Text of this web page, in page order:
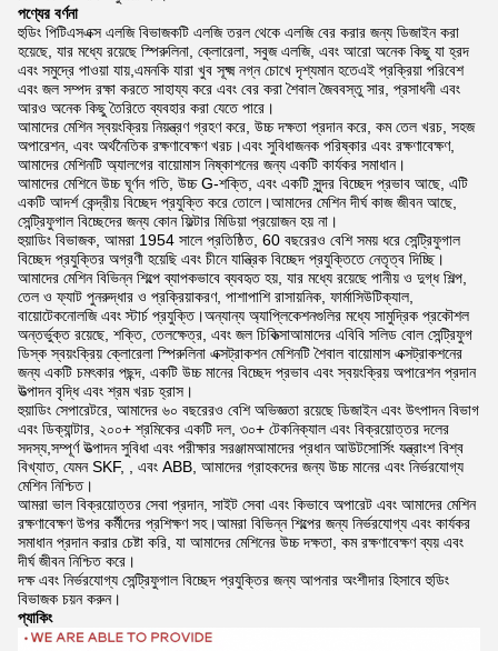
পণ্যের বর্ণনা
হুডিং পিটিএসএক্স এলজি বিভাজকটি এলজি তরল থেকে এলজি বের করার জন্য ডিজাইন করা
হয়েছে, যার মধ্যে রয়েছে স্পিরুলিনা, ক্লোরেলা, সবুজ এলজি, এবং আরো অনেক কিছু যা হ্রদ
এবং সমুদ্রে পাওয়া যায়,এমনকি যারা খুব সূক্ষ্ম নগ্ন চোখে দৃশ্যমান হতেএই প্রক্রিয়া পরিবেশ
এবং জল সম্পদ রক্ষা করতে সাহায্য করে এবং বের করা শৈবাল জৈববস্তু সার, প্রসাধনী এবং
আরও অনেক কিছু তৈরিতে ব্যবহার করা যেতে পারে।
আমাদের মেশিন স্বয়ংক্রিয় নিয়ন্ত্রণ গ্রহণ করে, উচ্চ দক্ষতা প্রদান করে, কম তেল খরচ, সহজ
অপারেশন, এবং অর্থনৈতিক রক্ষণাবেক্ষণ খরচ।এবং সুবিধাজনক পরিষ্কার এবং রক্ষণাবেক্ষণ,
আমাদের মেশিনটি অ্যালগের বায়োমাস নিষ্কাশনের জন্য একটি কার্যকর সমাধান।
আমাদের মেশিনে উচ্চ ঘূর্ণন গতি, উচ্চ G-শক্তি, এবং একটি সুন্দর বিচ্ছেদ প্রভাব আছে, এটি
একটি আদর্শ কেন্দ্রীয় বিচ্ছেদ প্রযুক্তি করে তোলে।আমাদের মেশিন দীর্ঘ কাজ জীবন আছে,
সেন্ট্রিফুগাল বিচ্ছেদের জন্য কোন ফিল্টার মিডিয়া প্রয়োজন হয় না।
হুয়াডিং বিভাজক, আমরা 1954 সালে প্রতিষ্ঠিত, 60 বছরেরও বেশি সময় ধরে সেন্ট্রিফুগাল
বিচ্ছেদ প্রযুক্তির অগ্রণী হয়েছি এবং চীনে যান্ত্রিক বিচ্ছেদ প্রযুক্তিতে নেতৃত্ব দিচ্ছি।
আমাদের মেশিন বিভিন্ন শিল্পে ব্যাপকভাবে ব্যবহৃত হয়, যার মধ্যে রয়েছে পানীয় ও দুগ্ধ শিল্প,
তেল ও ফ্যাট পুনরুদ্ধার ও প্রক্রিয়াকরণ, পাশাপাশি রাসায়নিক, ফার্মাসিউটিক্যাল,
বায়োটেকনোলজি এবং স্টার্চ প্রযুক্তি।অন্যান্য অ্যাপ্লিকেশনগুলির মধ্যে সামুদ্রিক প্রকৌশল
অন্তর্ভুক্ত রয়েছে, শক্তি, তেলক্ষেত্র, এবং জল চিকিত্সাআমাদের এবিবি সলিড বোল সেন্ট্রিফুগ
ডিস্ক স্বয়ংক্রিয় ক্লোরেলা স্পিরুলিনা এক্সট্রাকশন মেশিনটি শৈবাল বায়োমাস এক্সট্রাকশনের
জন্য একটি চমৎকার পছন্দ, একটি উচ্চ মানের বিচ্ছেদ প্রভাব এবং স্বয়ংক্রিয় অপারেশন প্রদান
উত্পাদন বৃদ্ধি এবং শ্রম খরচ হ্রাস।
হুয়াডিং সেপারেটরে, আমাদের ৬০ বছরেরও বেশি অভিজ্ঞতা রয়েছে ডিজাইন এবং উৎপাদন বিভাগ
এবং ডিক্যান্টার, ২০০+ শ্রমিকের একটি দল, ৩০+ টেকনিক্যাল এবং বিক্রয়োত্তর দলের
সদস্য,সম্পূর্ণ উত্পাদন সুবিধা এবং পরীক্ষার সরঞ্জামআমাদের প্রধান আউটসোর্সিং যন্ত্রাংশ বিশ্ব
বিখ্যাত, যেমন SKF, , এবং ABB, আমাদের গ্রাহকদের জন্য উচ্চ মানের এবং নির্ভরযোগ্য
মেশিন নিশ্চিত।
আমরা ভাল বিক্রয়োত্তর সেবা প্রদান, সাইট সেবা এবং কিভাবে অপারেট এবং আমাদের মেশিন
রক্ষণাবেক্ষণ উপর কর্মীদের প্রশিক্ষণ সহ।আমরা বিভিন্ন শিল্পের জন্য নির্ভরযোগ্য এবং কার্যকর
সমাধান প্রদান করার চেষ্টা করি, যা আমাদের মেশিনের উচ্চ দক্ষতা, কম রক্ষণাবেক্ষণ ব্যয় এবং
দীর্ঘ জীবন নিশ্চিত করে।
দক্ষ এবং নির্ভরযোগ্য সেন্ট্রিফুগাল বিচ্ছেদ প্রযুক্তির জন্য আপনার অংশীদার হিসাবে হুডিং
বিভাজক চয়ন করুন।
প্যাকিং